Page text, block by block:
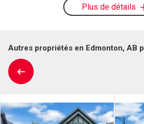
Plus de détails
Autres propriétés en Edmonton, AB